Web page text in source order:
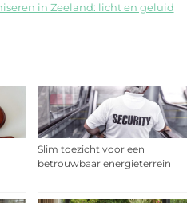
in Zeeland: licht en geluid
Slim toezicht voor een
betrouwbaar energieterrein